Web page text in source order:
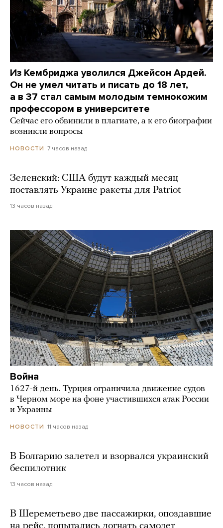
Из Кембриджа уволился Джейсон Ардей.
Он не умел читать и писать до 18 лет,
а в 37 стал самым молодым темнокожим
профессором в университете
Сейчас его обвинили в плагиате, а к его биографии
возникли вопросы
НОВОСТИ 7 часов назад
Зеленский: США будут каждый месяц
поставлять Украине ракеты для Patriot
13 часов назад
Война
1627-й день. Турция ограничила движение судов
в Черном море на фоне участившихся атак России
и Украины
НОВОСТИ 11 часов назад
В Болгарию залетел и взорвался украинский
беспилотник
13 часов назад
В Шереметьево две пассажирки, опоздавшие